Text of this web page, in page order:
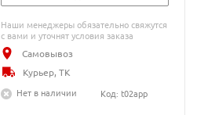
Наши менеджеры обязательно свяжутся
с вами и уточнят условия заказа
Самовывоз
Курьер, ТК
Нет в наличии
Код: t02app